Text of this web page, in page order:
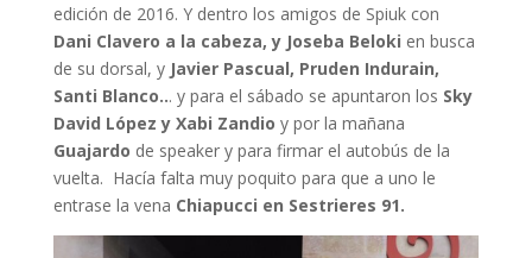
edición de 2016. Y dentro los amigos de Spiuk con
Dani Clavero a la cabeza, y Joseba Beloki en busca
de su dorsal, y Javier Pascual, Pruden Indurain,
Santi Blanco... y para el sábado se apuntaron los Sky
David López y Xabi Zandio y por la mañana
Guajardo de speaker y para firmar el autobús de la
vuelta. Hacía falta muy poquito para que a uno le
entrase la vena Chiapucci en Sestrieres 91.